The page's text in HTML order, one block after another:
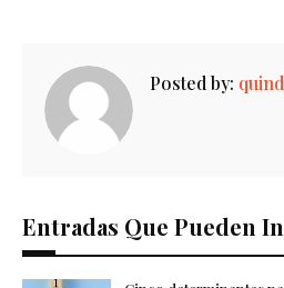
Posted by:
Entradas Que Pueden